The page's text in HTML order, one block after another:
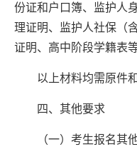
份证和户口簿、
监护人
理证明、 监护人社保（
证明、 高中阶段学籍表
以上材料均需原件
四、 其他要求
（一）考生报名其